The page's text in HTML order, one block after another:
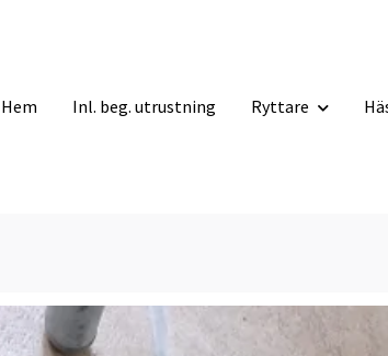
Hem Inl. beg. utrustning Ryttare